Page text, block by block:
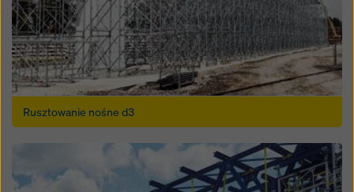
Rusztowanie nośne d3